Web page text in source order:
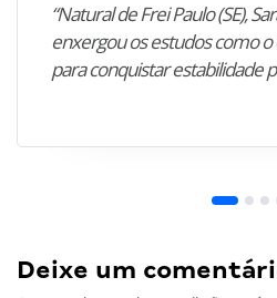
“Natural de Frei Paulo (SE),
enxergou os estudos como
para conquistar estabilidade
Deixe um